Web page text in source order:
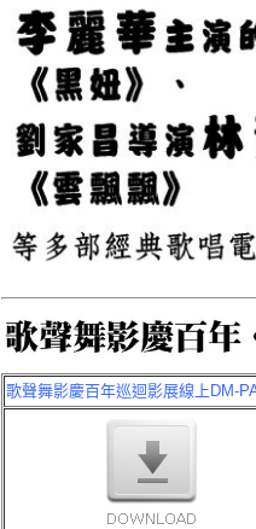
歌聲舞影慶百年巡迴影展線上DM-